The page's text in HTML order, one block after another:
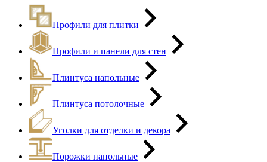
Профили для плитки
Профили и панели для стен
Плинтуса напольные
Плинтуса потолочные
Уголки для отделки и декора
Порожки напольные